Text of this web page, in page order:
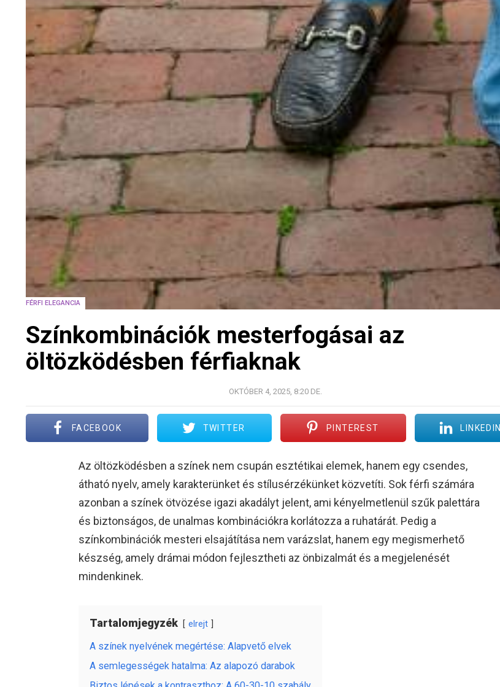
FÉRFI ELEGANCIA
Színkombinációk mesterfogásai az
öltözködésben férfiaknak
OKTÓBER 4, 2025, 8:20 DE.
FACEBOOK TWITTER PINTEREST LINKEDIN
Az öltözködésben a színek nem csupán esztétikai elemek, hanem egy csendes,
átható nyelv, amely karakterünket és stílusérzékünket közvetíti. Sok férfi számára
azonban a színek ötvözése igazi akadályt jelent, ami kényelmetlenül szűk palettára
és biztonságos, de unalmas kombinációkra korlátozza a ruhatárát. Pedig a
színkombinációk mesteri elsajátítása nem varázslat, hanem egy megismerhető
készség, amely drámai módon fejlesztheti az önbizalmát és a megjelenését
mindenkinek.
Tartalomjegyzék elrejt
A színek nyelvének megértése: Alapvető elvek
A semlegességek hatalma: Az alapozó darabok